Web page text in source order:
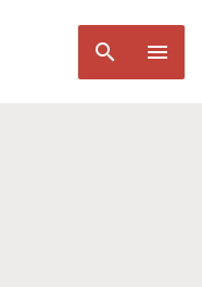
search menu